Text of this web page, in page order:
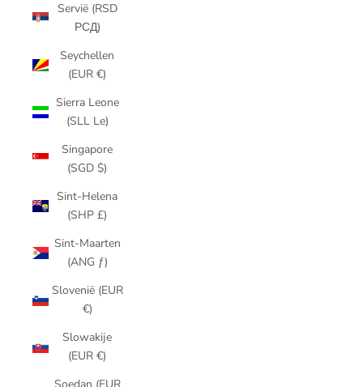
Servië (RSD
РСД)
Seychellen
(EUR €)
Sierra Leone
(SLL Le)
Singapore
(SGD $)
Sint-Helena
(SHP £)
Sint-Maarten
(ANG ƒ)
Slovenië (EUR
€)
Slowakije
(EUR €)